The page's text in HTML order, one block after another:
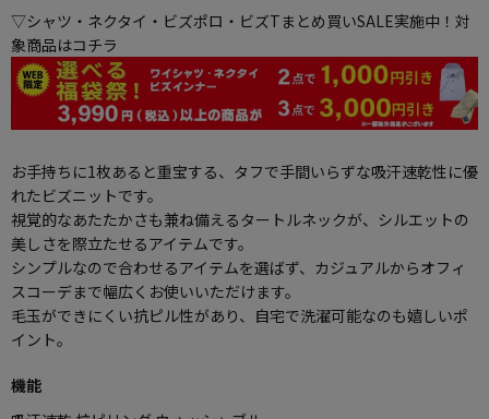
▽シャツ・ネクタイ・ビズポロ・ビズTまとめ買いSALE実施中！対
象商品はコチラ
お手持ちに1枚あると重宝する、タフで手間いらずな吸汗速乾性に優
れたビズニットです。
視覚的なあたたかさも兼ね備えるタートルネックが、シルエットの
美しさを際立たせるアイテムです。
シンプルなので合わせるアイテムを選ばず、カジュアルからオフィ
スコーデまで幅広くお使いいただけます。
毛玉ができにくい抗ピル性があり、自宅で洗濯可能なのも嬉しいポ
イント。
機能